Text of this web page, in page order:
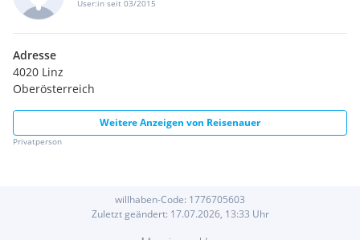
User:in seit 03/2015
Adresse
4020 Linz
Oberösterreich
Weitere Anzeigen von Reisenauer
Privatperson
willhaben-Code: 1776705603
Zuletzt geändert: 17.07.2026, 13:33 Uhr